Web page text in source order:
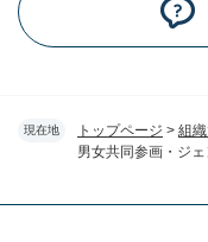
現在地 トップページ > 組
男女共同参画・ジ